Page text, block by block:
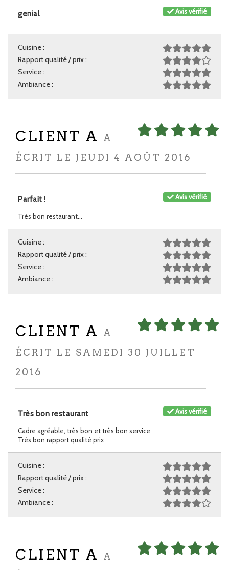
Avis vérifié
genial
Cuisine :
Rapport qualité / prix :
Service :
Ambiance :
CLIENT A
A
ÉCRIT LE JEUDI 4 AOÛT 2016
Avis vérifié
Parfait !
Très bon restaurant...
Cuisine :
Rapport qualité / prix :
Service :
Ambiance :
CLIENT A
A
ÉCRIT LE SAMEDI 30 JUILLET
2016
Avis vérifié
Très bon restaurant
Cadre agréable, très bon et très bon service
Très bon rapport qualité prix
Cuisine :
Rapport qualité / prix :
Service :
Ambiance :
CLIENT A
A